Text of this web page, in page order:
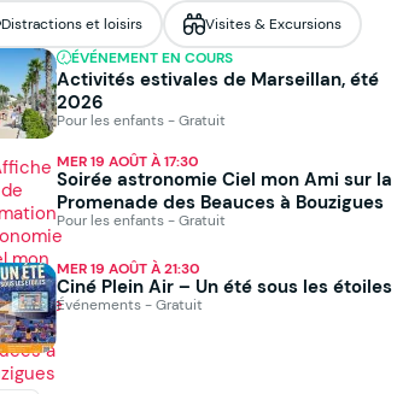
Distractions et loisirs Visites & Excursions
ÉVÉNEMENT EN COURS
Activités estivales de Marseillan, été
2026
Pour les enfants - Gratuit
MER 19 AOÛT À 17:30
Soirée astronomie Ciel mon Ami sur la
Promenade des Beauces à Bouzigues
Pour les enfants - Gratuit
MER 19 AOÛT À 21:30
Ciné Plein Air – Un été sous les étoiles
Événements - Gratuit